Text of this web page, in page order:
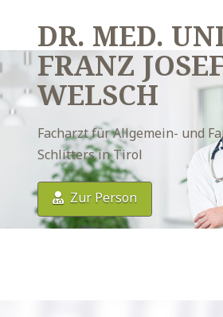
DR. MED.
FRANZ
WELSCH
Facharzt für Allgemein- und
Schlitters in Tirol
Zur Person